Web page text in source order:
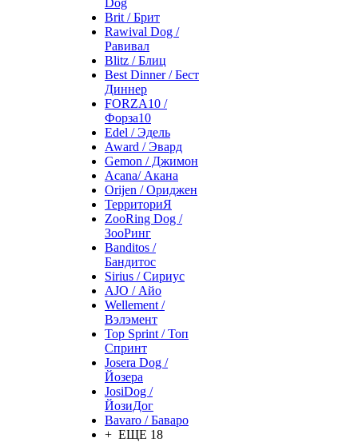
Dog
Brit / Брит
Rawival Dog /
Равивал
Blitz / Блиц
Best Dinner / Бест
Диннер
FORZA10 /
Форза10
Edel / Эдель
Award / Эвард
Gemon / Джимон
Acana/ Акана
Orijen / Ориджен
ТерриториЯ
ZooRing Dog /
ЗооРинг
Banditos /
Бандитос
Sirius / Сириус
AJO / Айо
Wellement /
Вэлэмент
Top Sprint / Топ
Спринт
Josera Dog /
Йозера
JosiDog /
ЙозиДог
Bavaro / Баваро
+ ЕЩЕ 18